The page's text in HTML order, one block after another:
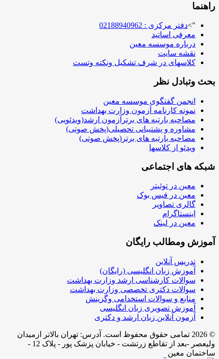
راهنما
">دفتر مرکزی : 02188940962
معرفی اساتید
درباره موسسه معین
نقشه سایت
کلاسهای در شرف تشکیل ونکته وتست
بحث وتبادل نظر
انجمن گفتگوی موسسه معین
نمونه کارنامه آزمون وزارت بهداشت
مصاحبه بارتبه های برترآزمون ارشد(ویدئویی)
مشاوره و پشتیبانی تحصیلی(پخش صوتی)
مصاحبه بارتبه های برتر(پخش صوتی)
ویدئو از کلاسها
شبکه های اجتماعی
معین در توئیتر
معین در فیس بوک
گالری تصاویر
اینستاگرام
معین در لینک
آموزش ومطالب رایگان
تدریس آنلاین
آموزش زبان انگلیسی (رایگان)
سوالات کارشناسی ارشد وزارت بهداشت
سوالات دکتری تخصصی وزارت بهداشت
منابع و سوالات استخدامی وگزینش
آموزش تصویری زبان انگلیسی
آزمون آنلاین زبان ارشد و دکتری
© 2026 تمامی حقوق محفوظ است. آدرس:‌ تهران بالاتر ازمیدان
ولیعصر -بعد از تقاطع زرتشت - خیابان پزشک پور - پلاک 12 -
ساختمان معین